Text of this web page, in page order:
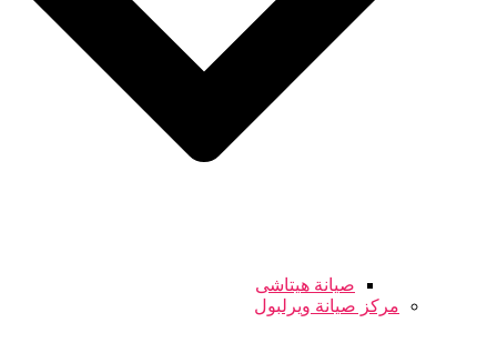
صيانة هيتاشى
مركز صيانة ويرلبول